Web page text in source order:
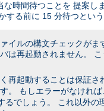
な時間待つことを 提案
る前に 15 分待つという
イルの構文チェックが
は再起動されません。
再起動することは保証
。 もしエラーがなけれ
るでしょう。 これ以外